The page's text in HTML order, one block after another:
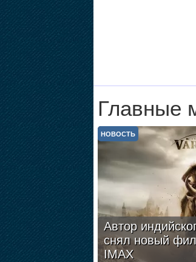
Главные
Автор
снял новый
IMAX
НОВОСТЬ